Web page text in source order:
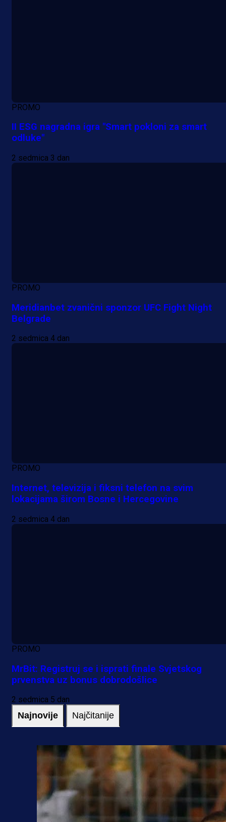
PROMO
II ESG nagradna igra "Smart pokloni za smart
odluke"
2 sedmica 3 dan
PROMO
Meridianbet zvanični sponzor UFC Fight Night
Belgrade
2 sedmica 4 dan
PROMO
Internet, televizija i fiksni telefon na svim
lokacijama širom Bosne i Hercegovine
2 sedmica 4 dan
PROMO
MrBit: Registruj se i isprati finale Svjetskog
prvenstva uz bonus dobrodošlice
2 sedmica 5 dan
Najnovije Najčitanije